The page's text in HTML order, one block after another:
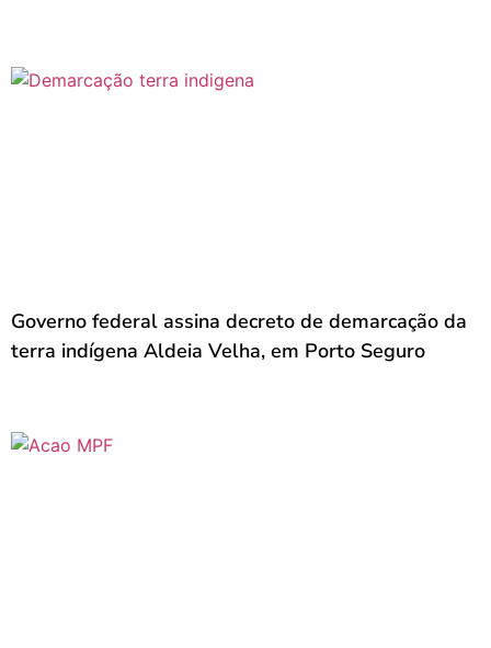
Governo federal assina decreto de demarcação da
terra indígena Aldeia Velha, em Porto Seguro